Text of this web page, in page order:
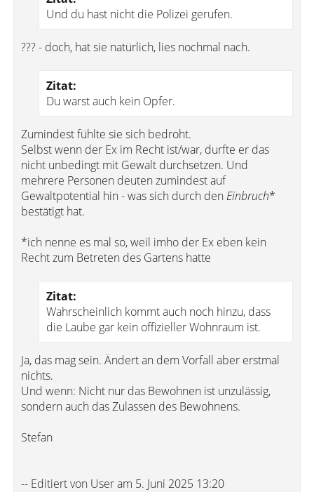
Und du hast nicht die Polizei gerufen.
??? - doch, hat sie natürlich, lies nochmal nach.
Zitat:
Du warst auch kein Opfer.
Zumindest fühlte sie sich bedroht.
Selbst wenn der Ex im Recht ist/war, durfte er das
nicht unbedingt mit Gewalt durchsetzen. Und
mehrere Personen deuten zumindest auf
Gewaltpotential hin - was sich durch den Einbruch*
bestätigt hat.
*ich nenne es mal so, weil imho der Ex eben kein
Recht zum Betreten des Gartens hatte
Zitat:
Wahrscheinlich kommt auch noch hinzu, dass
die Laube gar kein offizieller Wohnraum ist.
Ja, das mag sein. Ändert an dem Vorfall aber erstmal
nichts.
Und wenn: Nicht nur das Bewohnen ist unzulässig,
sondern auch das Zulassen des Bewohnens.
Stefan
-- Editiert von User am 5. Juni 2025 13:20